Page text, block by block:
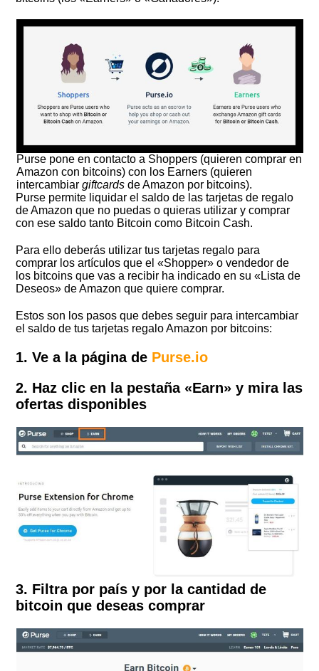
Purse pone en contacto a Shoppers (quieren comprar en
Amazon con bitcoins) con los Earners (quieren
intercambiar giftcardsde Amazon por bitcoins).
Purse permite liquidar el saldo de las tarjetas de regalo
de Amazon que no puedas o quieras utilizar y comprar
con ese saldo tanto Bitcoin como Bitcoin Cash.
Para ello deberás utilizar tus tarjetas regalo para
comprar los artículos que el «Shopper» o vendedor de
los bitcoins que vas a recibir ha indicado en su «Lista de
Deseos» de Amazon que quiere comprar.
Estos son los pasos que debes seguir para intercambiar
el saldo de tus tarjetas regalo Amazon por bitcoins:
1. Ve a la página de Purse.io
2. Haz clic en la pestaña «Earn» y mira las
ofertas disponibles
3. Filtra por país y por la cantidad de
bitcoin que deseas comprar